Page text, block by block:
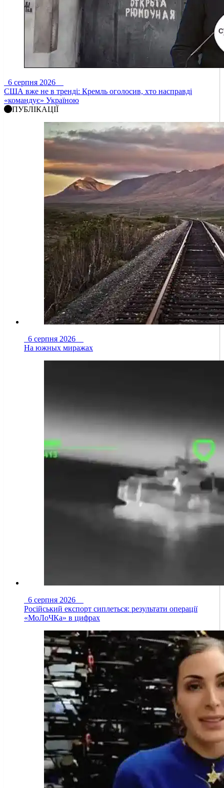
6 серпня 2026
США вже не в тренді: Кремль оголосив, хто насправді
«командує» Україною
ПУБЛІКАЦІЇ
6 серпня 2026
На южных миражах
6 серпня 2026
Російський експорт сиплеться: результати операції
«МоЛоЧКа» в цифрах